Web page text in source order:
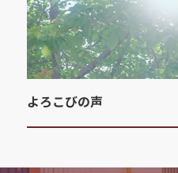
よろこびの声